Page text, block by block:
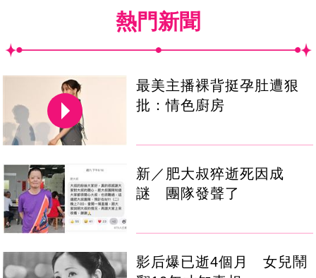
熱門新聞
最美主播裸背挺孕肚遭狠
批：情色廚房
新／肥大叔猝逝死因成
謎 團隊發聲了
影后爆已逝4個月 女兒鬧